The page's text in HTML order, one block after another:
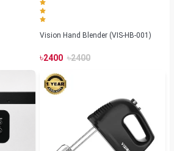
Vision Hand Blender (VIS-HB-001)
৳2400 ৳2400